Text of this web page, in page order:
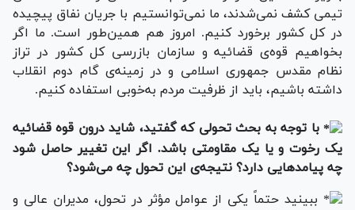
تیمی کشف نمی‌شدند، ما نمی‌توانستیم با جریان نفاق پیچیده
در کل کشور برخورد کنیم. امروز هم همین‌طور است. ما اگر
بخواهیم قوه‌ی قضائیه‌ و سازمان بازرسی کل کشور در تراز
نظام مقدس جمهوری اسلامی و در زمینه‌ی گام دوم انقلاب
داشته باشیم، باید از ظرفیت مردم به‌خوبی استفاده کنیم.
با توجه به بحث تحولی که گفتید، شاید درون قوه قضائیه
یک رخوت و یا یک مقاومتی باشد. اگر این تغییر حاصل شود
چه پیامدهایی دارد؟ نتیجه‌ی این تحول چه می‌شود؟
ببینید حتماً یکی از عوامل مؤثر در تحول، مدیران عالی و